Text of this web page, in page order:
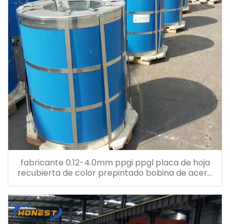
fabricante 0.12-4.0mm ppgi ppgl placa de hoja
recubierta de color prepintado bobina de acero
galvanizado ppgi